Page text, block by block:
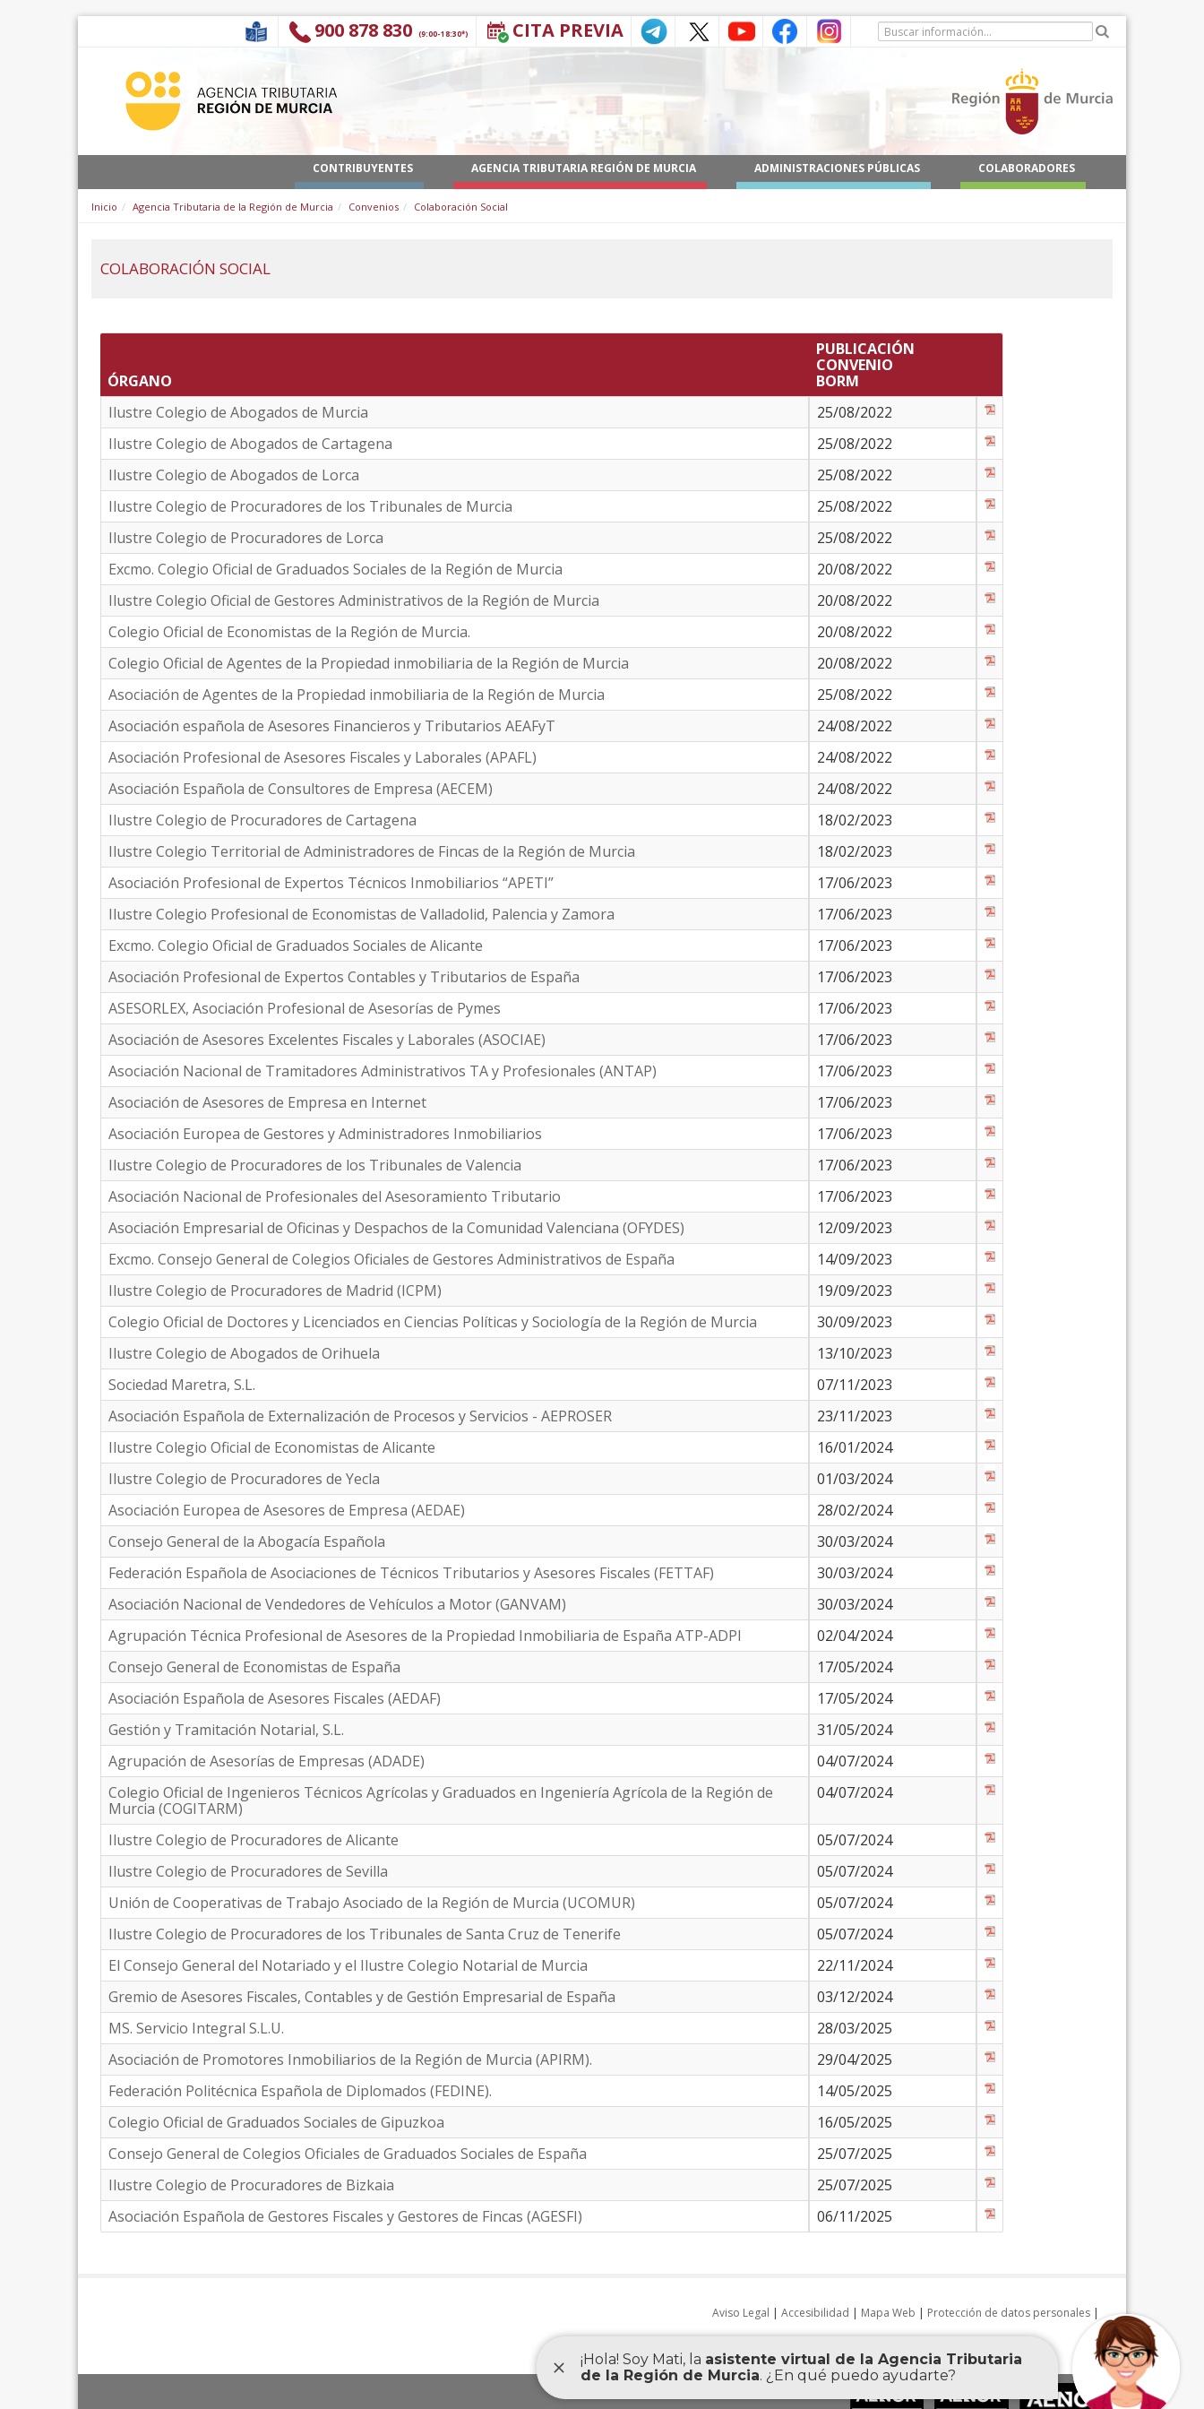
CITA PREVIA
900 878 830 (9:00-18:30*)
CONTRIBUYENTES AGENCIA TRIBUTARIA REGIÓN DE MURCIA ADMINISTRACIONES PÚBLICAS COLABORADORES
Inicio Agencia Tributaria de la Región de Murcia Convenios Colaboración Social
COLABORACIÓN SOCIAL
ÓRGANO
PUBLICACIÓN
CONVENIO
BORM
Ilustre Colegio de Abogados de Murcia
25/08/2022
Ilustre Colegio de Abogados de Cartagena
25/08/2022
Ilustre Colegio de Abogados de Lorca
25/08/2022
Ilustre Colegio de Procuradores de los Tribunales de Murcia
25/08/2022
Ilustre Colegio de Procuradores de Lorca
25/08/2022
Excmo. Colegio Oficial de Graduados Sociales de la Región de Murcia
20/08/2022
Ilustre Colegio Oficial de Gestores Administrativos de la Región de Murcia
20/08/2022
Colegio Oficial de Economistas de la Región de Murcia.
20/08/2022
Colegio Oficial de Agentes de la Propiedad inmobiliaria de la Región de Murcia
20/08/2022
Asociación de Agentes de la Propiedad inmobiliaria de la Región de Murcia
25/08/2022
Asociación española de Asesores Financieros y Tributarios AEAFyT
24/08/2022
Asociación Profesional de Asesores Fiscales y Laborales (APAFL)
24/08/2022
Asociación Española de Consultores de Empresa (AECEM)
24/08/2022
Ilustre Colegio de Procuradores de Cartagena
18/02/2023
Ilustre Colegio Territorial de Administradores de Fincas de la Región de Murcia
18/02/2023
Asociación Profesional de Expertos Técnicos Inmobiliarios “APETI”
17/06/2023
Ilustre Colegio Profesional de Economistas de Valladolid, Palencia y Zamora
17/06/2023
Excmo. Colegio Oficial de Graduados Sociales de Alicante
17/06/2023
Asociación Profesional de Expertos Contables y Tributarios de España
17/06/2023
ASESORLEX, Asociación Profesional de Asesorías de Pymes
17/06/2023
Asociación de Asesores Excelentes Fiscales y Laborales (ASOCIAE)
17/06/2023
Asociación Nacional de Tramitadores Administrativos TA y Profesionales (ANTAP)
17/06/2023
Asociación de Asesores de Empresa en Internet
17/06/2023
Asociación Europea de Gestores y Administradores Inmobiliarios
17/06/2023
Ilustre Colegio de Procuradores de los Tribunales de Valencia
17/06/2023
Asociación Nacional de Profesionales del Asesoramiento Tributario
17/06/2023
Asociación Empresarial de Oficinas y Despachos de la Comunidad Valenciana (OFYDES)
12/09/2023
Excmo. Consejo General de Colegios Oficiales de Gestores Administrativos de España
14/09/2023
Ilustre Colegio de Procuradores de Madrid (ICPM)
19/09/2023
Colegio Oficial de Doctores y Licenciados en Ciencias Políticas y Sociología de la Región de Murcia
30/09/2023
Ilustre Colegio de Abogados de Orihuela
13/10/2023
Sociedad Maretra, S.L.
07/11/2023
Asociación Española de Externalización de Procesos y Servicios - AEPROSER
23/11/2023
Ilustre Colegio Oficial de Economistas de Alicante
16/01/2024
Ilustre Colegio de Procuradores de Yecla
01/03/2024
Asociación Europea de Asesores de Empresa (AEDAE)
28/02/2024
Consejo General de la Abogacía Española
30/03/2024
Federación Española de Asociaciones de Técnicos Tributarios y Asesores Fiscales (FETTAF)
30/03/2024
Asociación Nacional de Vendedores de Vehículos a Motor (GANVAM)
30/03/2024
Agrupación Técnica Profesional de Asesores de la Propiedad Inmobiliaria de España ATP-ADPI
02/04/2024
Consejo General de Economistas de España
17/05/2024
Asociación Española de Asesores Fiscales (AEDAF)
17/05/2024
Gestión y Tramitación Notarial, S.L.
31/05/2024
Agrupación de Asesorías de Empresas (ADADE)
04/07/2024
Colegio Oficial de Ingenieros Técnicos Agrícolas y Graduados en Ingeniería Agrícola de la Región de
Murcia (COGITARM)
04/07/2024
Ilustre Colegio de Procuradores de Alicante
05/07/2024
Ilustre Colegio de Procuradores de Sevilla
05/07/2024
Unión de Cooperativas de Trabajo Asociado de la Región de Murcia (UCOMUR)
05/07/2024
Ilustre Colegio de Procuradores de los Tribunales de Santa Cruz de Tenerife
05/07/2024
El Consejo General del Notariado y el Ilustre Colegio Notarial de Murcia
22/11/2024
Gremio de Asesores Fiscales, Contables y de Gestión Empresarial de España
03/12/2024
MS. Servicio Integral S.L.U.
28/03/2025
Asociación de Promotores Inmobiliarios de la Región de Murcia (APIRM).
29/04/2025
Federación Politécnica Española de Diplomados (FEDINE).
14/05/2025
Colegio Oficial de Graduados Sociales de Gipuzkoa
16/05/2025
Consejo General de Colegios Oficiales de Graduados Sociales de España
25/07/2025
Ilustre Colegio de Procuradores de Bizkaia
25/07/2025
Asociación Española de Gestores Fiscales y Gestores de Fincas (AGESFI)
06/11/2025
Aviso Legal | Accesibilidad | Mapa Web | Protección de datos personales |